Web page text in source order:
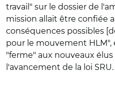
travail" sur le dossier de
mission allait être confiée
conséquences possibles
pour le mouvement HLM",
"ferme" aux nouveaux
l'avancement de la loi SRU.